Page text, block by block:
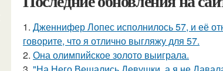
1. Дженнифер Лопес исполнилось 57, и её
говорите, что я отлично выгляжу для 57.
2. Она олимпийское золото выиграла.